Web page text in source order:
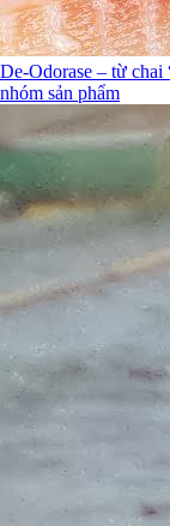
De-Odorase – từ chai
nhóm sản phẩm